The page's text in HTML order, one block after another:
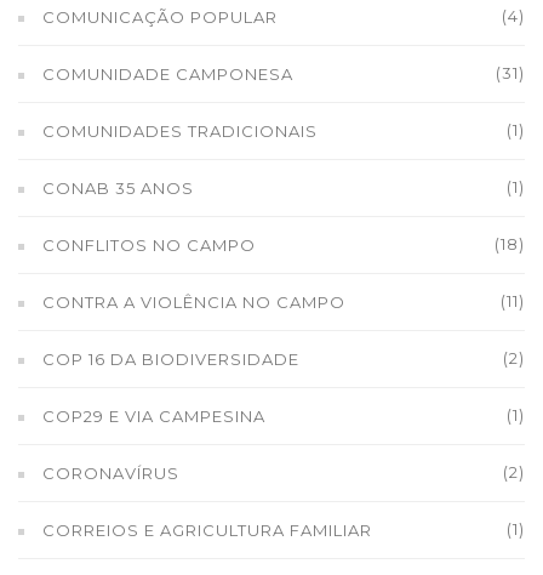
COMUNICAÇÃO POPULAR (4)
COMUNIDADE CAMPONESA (31)
COMUNIDADES TRADICIONAIS (1)
CONAB 35 ANOS (1)
CONFLITOS NO CAMPO (18)
CONTRA A VIOLÊNCIA NO CAMPO (11)
COP 16 DA BIODIVERSIDADE (2)
COP29 E VIA CAMPESINA (1)
CORONAVÍRUS (2)
CORREIOS E AGRICULTURA FAMILIAR (1)